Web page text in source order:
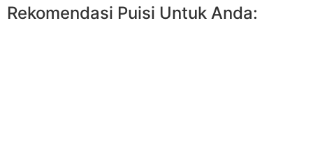
Rekomendasi Puisi Untuk Anda: